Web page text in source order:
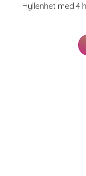
Hyllenhet med 4